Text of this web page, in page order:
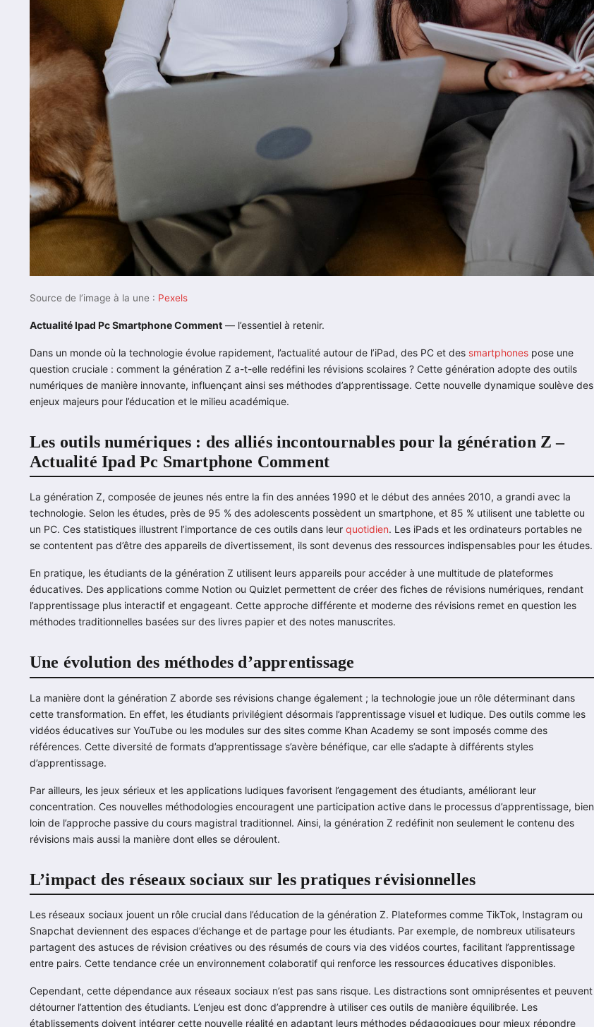
Source de l’image à la une : Pexels
Actualité Ipad Pc Smartphone Comment — l’essentiel à retenir.
Dans un monde où la technologie évolue rapidement, l’actualité autour de l’iPad, des PC et des smartphones pose une
question cruciale : comment la génération Z a-t-elle redéfini les révisions scolaires ? Cette génération adopte des outils
numériques de manière innovante, influençant ainsi ses méthodes d’apprentissage. Cette nouvelle dynamique soulève des
enjeux majeurs pour l’éducation et le milieu académique.
Les outils numériques : des alliés incontournables pour la génération Z –
Actualité Ipad Pc Smartphone Comment
La génération Z, composée de jeunes nés entre la fin des années 1990 et le début des années 2010, a grandi avec la
technologie. Selon les études, près de 95 % des adolescents possèdent un smartphone, et 85 % utilisent une tablette ou
un PC. Ces statistiques illustrent l’importance de ces outils dans leur quotidien. Les iPads et les ordinateurs portables ne
se contentent pas d’être des appareils de divertissement, ils sont devenus des ressources indispensables pour les études.
En pratique, les étudiants de la génération Z utilisent leurs appareils pour accéder à une multitude de plateformes
éducatives. Des applications comme Notion ou Quizlet permettent de créer des fiches de révisions numériques, rendant
l’apprentissage plus interactif et engageant. Cette approche différente et moderne des révisions remet en question les
méthodes traditionnelles basées sur des livres papier et des notes manuscrites.
Une évolution des méthodes d’apprentissage
La manière dont la génération Z aborde ses révisions change également ; la technologie joue un rôle déterminant dans
cette transformation. En effet, les étudiants privilégient désormais l’apprentissage visuel et ludique. Des outils comme les
vidéos éducatives sur YouTube ou les modules sur des sites comme Khan Academy se sont imposés comme des
références. Cette diversité de formats d’apprentissage s’avère bénéfique, car elle s’adapte à différents styles
d’apprentissage.
Par ailleurs, les jeux sérieux et les applications ludiques favorisent l’engagement des étudiants, améliorant leur
concentration. Ces nouvelles méthodologies encouragent une participation active dans le processus d’apprentissage, bien
loin de l’approche passive du cours magistral traditionnel. Ainsi, la génération Z redéfinit non seulement le contenu des
révisions mais aussi la manière dont elles se déroulent.
L’impact des réseaux sociaux sur les pratiques révisionnelles
Les réseaux sociaux jouent un rôle crucial dans l’éducation de la génération Z. Plateformes comme TikTok, Instagram ou
Snapchat deviennent des espaces d’échange et de partage pour les étudiants. Par exemple, de nombreux utilisateurs
partagent des astuces de révision créatives ou des résumés de cours via des vidéos courtes, facilitant l’apprentissage
entre pairs. Cette tendance crée un environnement colaboratif qui renforce les ressources éducatives disponibles.
Cependant, cette dépendance aux réseaux sociaux n’est pas sans risque. Les distractions sont omniprésentes et peuvent
détourner l’attention des étudiants. L’enjeu est donc d’apprendre à utiliser ces outils de manière équilibrée. Les
établissements doivent intégrer cette nouvelle réalité en adaptant leurs méthodes pédagogiques pour mieux répondre